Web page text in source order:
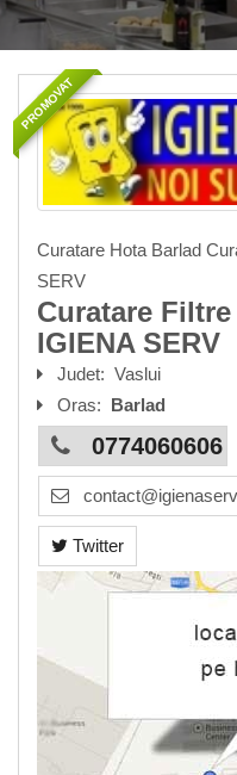
PROMOVAT
Curatare Hota Barlad
SERV
Curatare
IGIENA SERV
Judet: Vaslui
Oras: Barlad
0774060606
Twitter